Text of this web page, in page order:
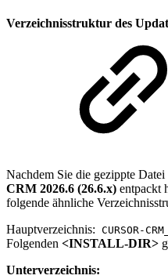
Verzeichnisstruktur des
Nachdem Sie die gezippte
CRM 2026.6 (26.6.x) entpackt
folgende ähnliche
Hauptverzeichnis: CURSOR-
Folgenden <INSTALL-DIR>
Unterverzeichnis: